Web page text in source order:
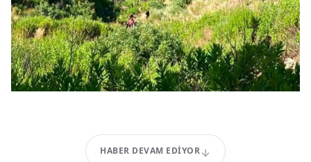
HABER DEVAM EDIYOR